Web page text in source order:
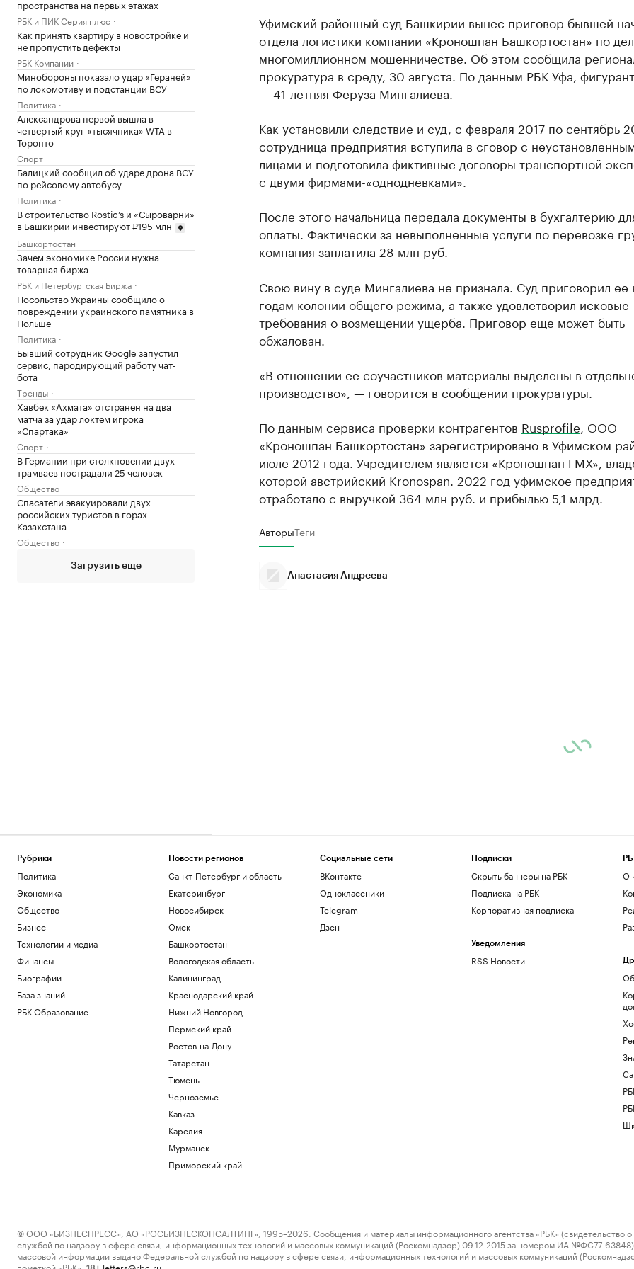
пространства на первых этажах
РБК и ПИК Серия плюс
Как принять квартиру в новостройке и
не пропустить дефекты
РБК Компании
Минобороны показало удар «Гераней»
по локомотиву и подстанции ВСУ
Политика
Александрова первой вышла в
четвертый круг «тысячника» WTA в
Торонто
Спорт
Балицкий сообщил об ударе дрона ВСУ
по рейсовому автобусу
Политика
В строительство Rostic’s и «Сыроварни»
в Башкирии инвестируют ₽195 млн
Башкортостан
Зачем экономике России нужна
товарная биржа
РБК и Петербургская Биржа
Посольство Украины сообщило о
повреждении украинского памятника в
Польше
Политика
Бывший сотрудник Google запустил
сервис, пародирующий работу чат-
бота
Тренды
Хавбек «Ахмата» отстранен на два
матча за удар локтем игрока
«Спартака»
Спорт
В Германии при столкновении двух
трамваев пострадали 25 человек
Общество
Спасатели эвакуировали двух
российских туристов в горах
Казахстана
Общество
Загрузить еще
Уфимский районный суд Башкирии вынес приговор бывшей
отдела логистики компании «Кроношпан Башкортостан» по
многомиллионном мошенничестве. Об этом сообщила
прокуратура в среду, 30 августа. По данным РБК Уфа,
— 41-летняя Феруза Мингалиева.
Как установили следствие и суд, с февраля 2017 по сентябрь
сотрудница предприятия вступила в сговор с
лицами и подготовила фиктивные договоры транспортной
с двумя фирмами-«однодневками».
После этого начальница передала документы в бухгалтерию
оплаты. Фактически за невыполненные услуги по перевозке
компания заплатила 28 млн руб.
Свою вину в суде Мингалиева не признала. Суд приговорил ее
годам колонии общего режима, а также удовлетворил исковые
требования о возмещении ущерба. Приговор еще может быть
обжалован.
«В отношении ее соучастников материалы выделены в
производство», — говорится в сообщении прокуратуры.
По данным сервиса проверки контрагентов Rusprofile , ООО
«Кроношпан Башкортостан» зарегистрировано в Уфимском
июле 2012 года. Учредителем является «Кроношпан ГМХ»,
которой австрийский Kronospan. 2022 год уфимское
отработало с выручкой 364 млн руб. и прибылью 5,1 млрд.
АвторыТеги
Анастасия Андреева
Рубрики
Политика
Экономика
Общество
Бизнес
Технологии и медиа
Финансы
Биографии
База знаний
РБК Образование
Новости регионов
Санкт-Петербург и область
Екатеринбург
Новосибирск
Омск
Башкортостан
Вологодская область
Калининград
Краснодарский край
Нижний Новгород
Пермский край
Ростов-на-Дону
Татарстан
Тюмень
Черноземье
Кавказ
Карелия
Мурманск
Приморский край
Социальные сети
ВКонтакте
Одноклассники
Telegram
Дзен
Подписки
Скрыть баннеры на РБК
Подписка на РБК
Корпоративная подписка
Уведомления
RSS Новости
О
© ООО «БИЗНЕСПРЕСС», АО «РОСБИЗНЕСКОНСАЛТИНГ», 1995–2026. Сообщения и материалы информационного агентства «РБК» (свидетельство о
службой по надзору в сфере связи, информационных технологий и массовых коммуникаций (Роскомнадзор) 09.12.2015 за номером ИА №ФС77-63848)
массовой информации выдано Федеральной службой по надзору в сфере связи, информационных технологий и массовых коммуникаций